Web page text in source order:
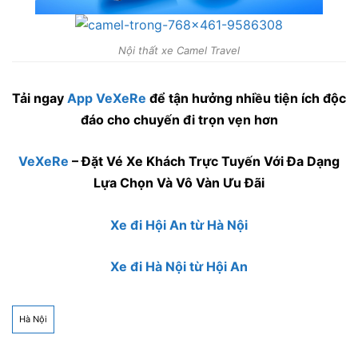
Nội thất xe Camel Travel
Tải ngay App VeXeRe để tận hưởng nhiều tiện ích độc
đáo cho chuyến đi trọn vẹn hơn
VeXeRe – Đặt Vé Xe Khách Trực Tuyến Với Đa Dạng
Lựa Chọn Và Vô Vàn Ưu Đãi
Xe đi Hội An từ Hà Nội
Xe đi Hà Nội từ Hội An
Hà Nội